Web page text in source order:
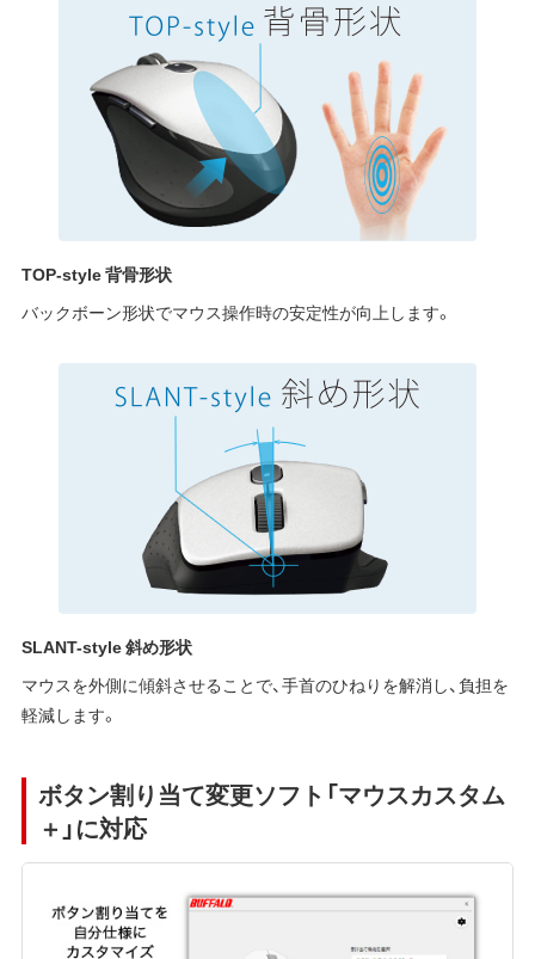
TOP-style 背骨形状
バックボーン形状でマウス操作時の安定性が向上します。
SLANT-style 斜め形状
マウスを外側に傾斜させることで、手首のひねりを解消し、負担を
軽減します。
ボタン割り当て変更ソフト「マウスカスタム
＋」に対応